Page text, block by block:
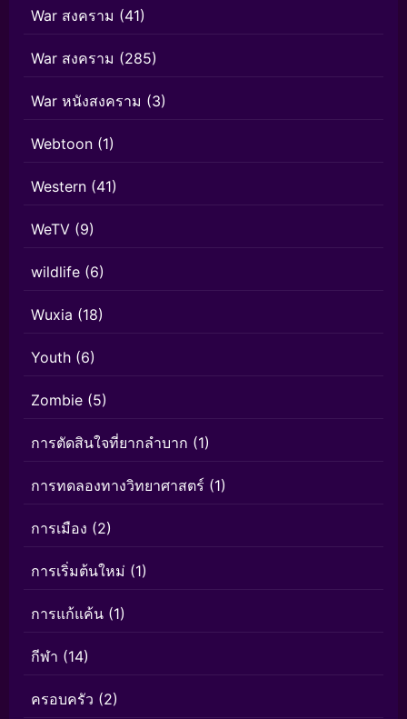
War สงคราม (41)
War สงคราม (285)
War หนังสงคราม (3)
Webtoon (1)
Western (41)
WeTV (9)
wildlife (6)
Wuxia (18)
Youth (6)
Zombie (5)
การตัดสินใจที่ยากลำบาก (1)
การทดลองทางวิทยาศาสตร์ (1)
การเมือง (2)
การเริ่มต้นใหม่ (1)
การแก้แค้น (1)
กีฬา (14)
ครอบครัว (2)